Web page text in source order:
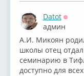
Datot
админ
А.И. Микоян
школы отец
семинарию в
доступно для